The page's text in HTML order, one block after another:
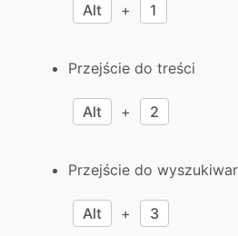
Alt + 1
Przejście do treści
Alt + 2
Przejście do
Alt + 3